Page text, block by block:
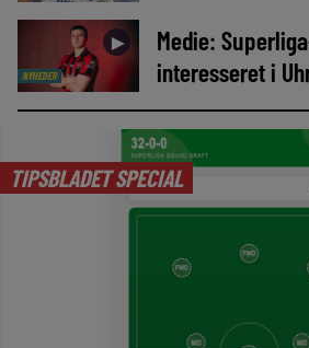
NYHEDER
►
Medie:
interesseret i
TIPSBLADET SPECIAL